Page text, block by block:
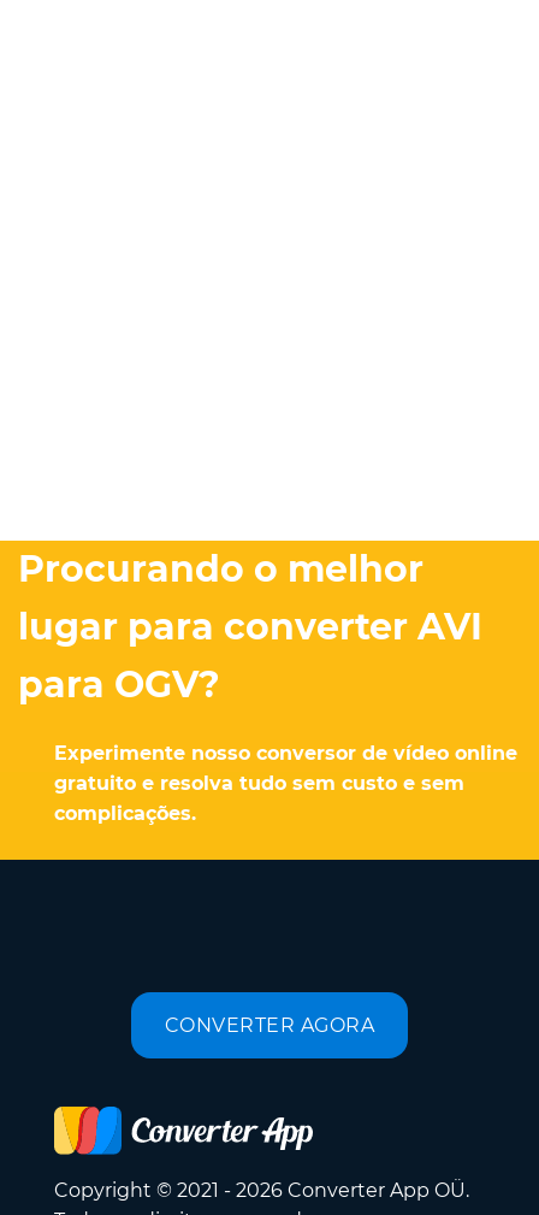
Procurando o melhor
lugar para converter AVI
para OGV?
Experimente nosso conversor de vídeo online
gratuito e resolva tudo sem custo e sem
complicações.
CONVERTER AGORA
Copyright © 2021 - 2026 Converter App OÜ.